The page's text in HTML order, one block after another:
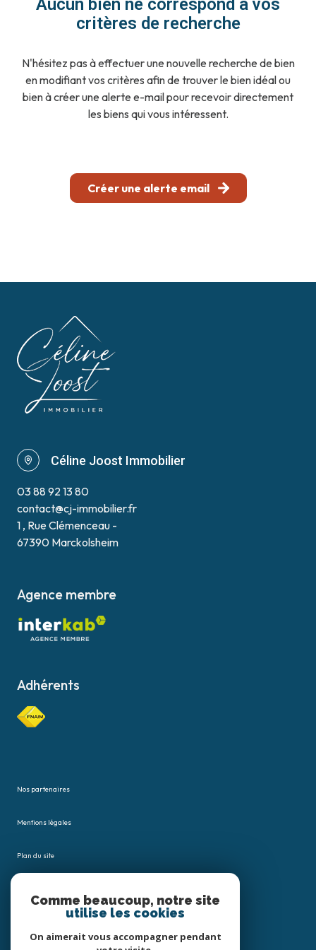
contact
Aucun bien ne correspond à vos
critères de recherche
N'hésitez pas à effectuer une nouvelle recherche de bien
en modifiant vos critères afin de trouver le bien idéal ou
bien à créer une alerte e-mail pour recevoir directement
les biens qui vous intéressent.
Créer une alerte email
Céline Joost Immobilier
03 88 92 13 80
contact@cj-immobilier.fr
1 , Rue Clémenceau -
67390 Marckolsheim
Agence membre
Adhérents
Nos partenaires
Mentions légales
Plan du site
Comme beaucoup, notre site
utilise les cookies
On aimerait vous accompagner pendant